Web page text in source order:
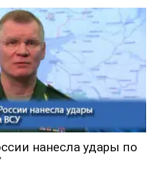
собор
нанесла удары по